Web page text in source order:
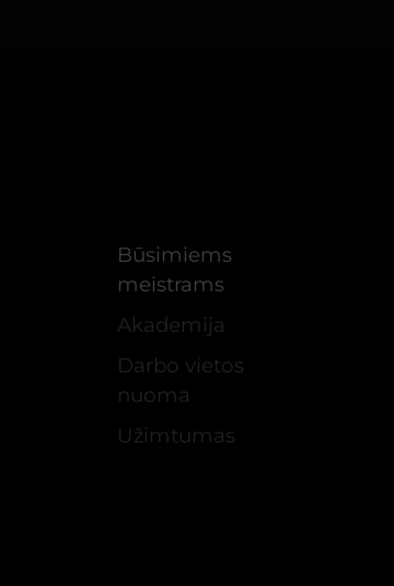
Būsimiems
meistrams
Akademija
Darbo vietos
nuoma
Užimtumas